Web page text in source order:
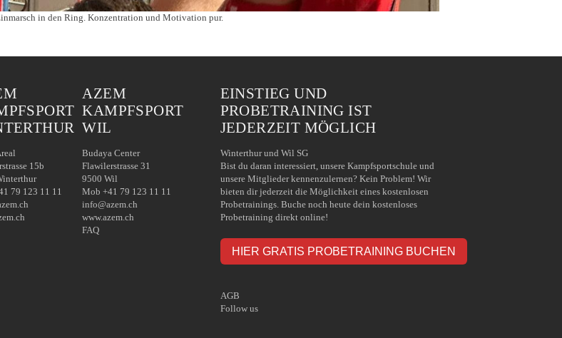
in den Ring. Konzentration und Motivation pur.
15b
79 123 11 11
AZEM
KAMPFSPORT
WIL
Budaya Center
Flawilerstrasse 31
9500 Wil
Mob +41 79 123 11 11
info@azem.ch
www.azem.ch
FAQ
EINSTIEG UND
PROBETRAINING IST
JEDERZEIT MÖGLICH
Winterthur und Wil SG
Bist du daran interessiert, unsere Kampfsportschule und
unsere Mitglieder kennenzulernen? Kein Problem! Wir
bieten dir jederzeit die Möglichkeit eines kostenlosen
Probetrainings. Buche noch heute dein kostenloses
Probetraining direkt online!
HIER GRATIS PROBETRAINING BUCHEN
AGB
Follow us